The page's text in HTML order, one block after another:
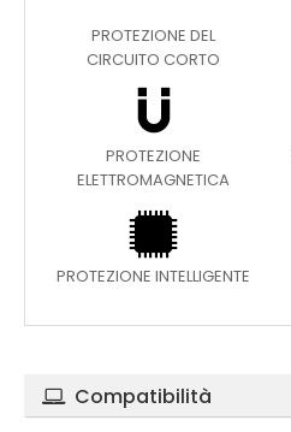
PROTEZIONE DEL
CIRCUITO CORTO
PROTEZIONE
ELETTROMAGNETICA
PROTEZIONE INTELLIGENTE
Compatibilità